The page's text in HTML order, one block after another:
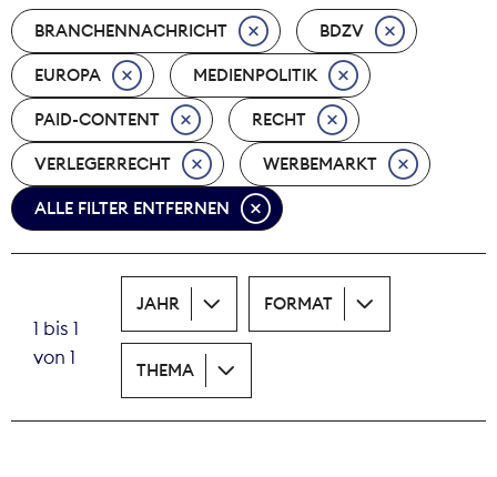
Nachhaltigkeit
Nachwuchs
Nova Award
Pressefreiheit
Print
Recht
Tarifpolitik
Theodor-Wolff-Preis
BRANCHENNACHRICHT BDZV
EUROPA MEDIENPOLITIK
PAID-CONTENT RECHT
VERLEGERRECHT WERBEMARKT
ALLE FILTER ENTFERNEN
1 bis 1
von 1
JAHR FORMAT
THEMA